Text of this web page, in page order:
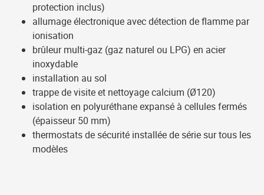
protection inclus)
allumage électronique avec détection de flamme par
ionisation
brûleur multi-gaz (gaz naturel ou LPG) en acier
inoxydable
installation au sol
trappe de visite et nettoyage calcium (Ø120)
isolation en polyuréthane expansé à cellules fermés
(épaisseur 50 mm)
thermostats de sécurité installée de série sur tous les
modèles